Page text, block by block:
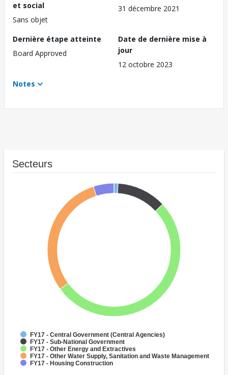
et social
Sans objet
31 décembre 2021
Dernière étape atteinte
Board Approved
Date de dernière mise à
jour
12 octobre 2023
Notes
Secteurs
FY17 - Central Government (Central Agencies)
FY17 - Sub-National Government
FY17 - Other Energy and Extractives
FY17 - Other Water Supply, Sanitation and Waste Management
FY17 - Housing Construction